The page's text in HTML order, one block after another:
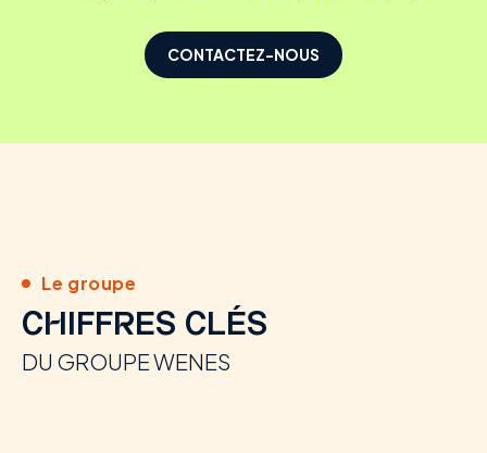
CONTACTEZ-NOUS
Le groupe
CHIFFRES CLÉS
DU GROUPE WENES